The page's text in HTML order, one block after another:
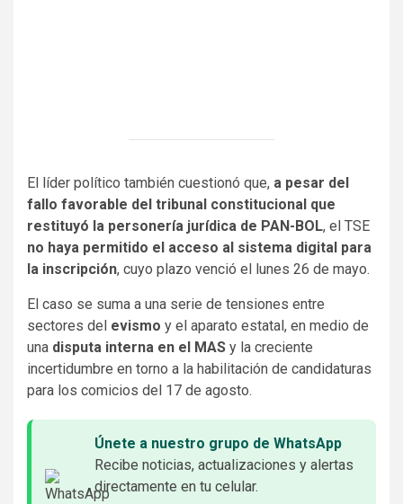
El líder político también cuestionó que, a pesar del
fallo favorable del tribunal constitucional que
restituyó la personería jurídica de PAN-BOL, el TSE
no haya permitido el acceso al sistema digital para
la inscripción, cuyo plazo venció el lunes 26 de mayo.
El caso se suma a una serie de tensiones entre
sectores del evismo y el aparato estatal, en medio de
una disputa interna en el MAS y la creciente
incertidumbre en torno a la habilitación de candidaturas
para los comicios del 17 de agosto.
Únete a nuestro grupo de WhatsApp
Recibe noticias, actualizaciones y alertas
directamente en tu celular.